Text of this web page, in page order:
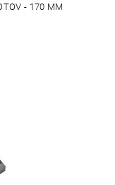
- 170 MM